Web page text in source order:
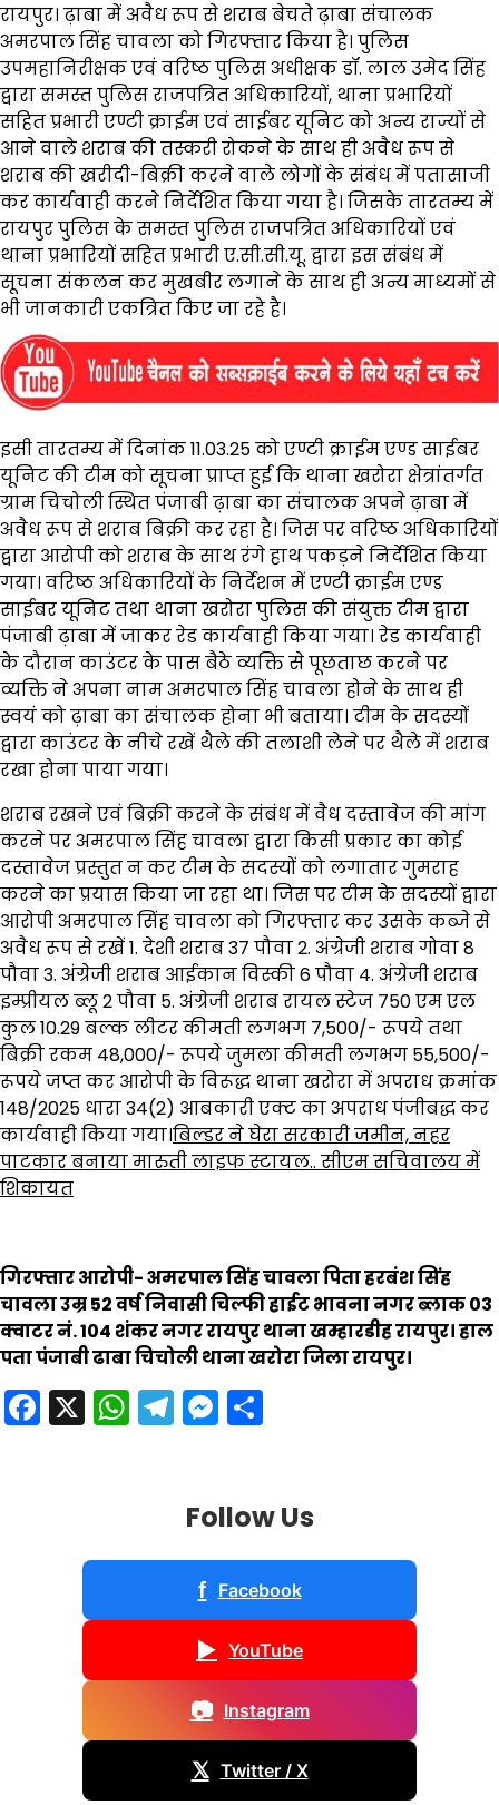
रायपुर। ढ़ाबा में अवैध रूप से शराब बेचते ढ़ाबा संचालक
अमरपाल सिंह चावला को गिरफ्तार किया है। पुलिस
उपमहानिरीक्षक एवं वरिष्ठ पुलिस अधीक्षक डॉ. लाल उमेद सिंह
द्वारा समस्त पुलिस राजपत्रित अधिकारियों, थाना प्रभारियों
सहित प्रभारी एण्टी क्राईम एवं साईबर यूनिट को अन्य राज्यों से
आने वाले शराब की तस्करी रोकने के साथ ही अवैध रूप से
शराब की खरीदी-बिक्री करने वाले लोगों के संबंध में पतासाजी
कर कार्यवाही करने निर्देशित किया गया है। जिसके तारतम्य में
रायपुर पुलिस के समस्त पुलिस राजपत्रित अधिकारियों एवं
थाना प्रभारियों सहित प्रभारी ए.सी.सी.यू. द्वारा इस संबंध में
सूचना संकलन कर मुखबीर लगाने के साथ ही अन्य माध्यमों से
भी जानकारी एकत्रित किए जा रहे है।
इसी तारतम्य में दिनांक 11.03.25 को एण्टी क्राईम एण्ड साईबर
यूनिट की टीम को सूचना प्राप्त हुई कि थाना खरोरा क्षेत्रांतर्गत
ग्राम चिचोली स्थित पंजाबी ढ़ाबा का संचालक अपने ढ़ाबा में
अवैध रूप से शराब बिक्री कर रहा है। जिस पर वरिष्ठ अधिकारियों
द्वारा आरोपी को शराब के साथ रंगे हाथ पकड़ने निर्देशित किया
गया। वरिष्ठ अधिकारियों के निर्देशन में एण्टी क्राईम एण्ड
साईबर यूनिट तथा थाना खरोरा पुलिस की संयुक्त टीम द्वारा
पंजाबी ढ़ाबा में जाकर रेड कार्यवाही किया गया। रेड कार्यवाही
के दौरान काउंटर के पास बैठे व्यक्ति से पूछताछ करने पर
व्यक्ति ने अपना नाम अमरपाल सिंह चावला होने के साथ ही
स्वयं को ढ़ाबा का संचालक होना भी बताया। टीम के सदस्यों
द्वारा काउंटर के नीचे रखें थैले की तलाशी लेने पर थैले में शराब
रखा होना पाया गया।
शराब रखने एवं बिक्री करने के संबंध में वैध दस्तावेज की मांग
करने पर अमरपाल सिंह चावला द्वारा किसी प्रकार का कोई
दस्तावेज प्रस्तुत न कर टीम के सदस्यों को लगातार गुमराह
करने का प्रयास किया जा रहा था। जिस पर टीम के सदस्यों द्वारा
आरोपी अमरपाल सिंह चावला को गिरफ्तार कर उसके कब्जे से
अवैध रूप से रखें 1. देशी शराब 37 पौवा 2. अंग्रेजी शराब गोवा 8
पौवा 3. अंग्रेजी शराब आईकान विस्की 6 पौवा 4. अंग्रेजी शराब
इम्प्रीयल ब्लू 2 पौवा 5. अंग्रेजी शराब रायल स्टेज 750 एम एल
कुल 10.29 बल्क लीटर कीमती लगभग 7,500/- रूपये तथा
बिक्री रकम 48,000/- रूपये जुमला कीमती लगभग 55,500/-
रूपये जप्त कर आरोपी के विरूद्ध थाना खरोरा में अपराध क्रमांक
148/2025 धारा 34(2) आबकारी एक्ट का अपराध पंजीबद्ध कर
कार्यवाही किया गया।बिल्डर ने घेरा सरकारी जमीन, नहर
पाटकार बनाया मारुती लाइफ स्टायल.. सीएम सचिवालय में
शिकायत
गिरफ्तार आरोपी- अमरपाल सिंह चावला पिता हरबंश सिंह
चावला उम्र 52 वर्ष निवासी चिल्फी हाईट भावना नगर ब्लाक 03
क्वाटर नं. 104 शंकर नगर रायपुर थाना खम्हारडीह रायपुर। हाल
पता पंजाबी ढाबा चिचोली थाना खरोरा जिला रायपुर।
Facebook
X WhatsApp
Telegram
Messenger
Follow Us
f Facebook
▶ YouTube
📷 Instagram
𝕏 Twitter / X